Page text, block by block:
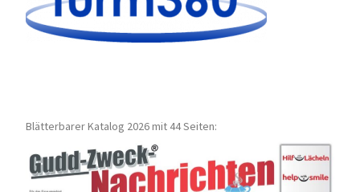
Blätterbarer Katalog 2026 mit 44 Seiten: